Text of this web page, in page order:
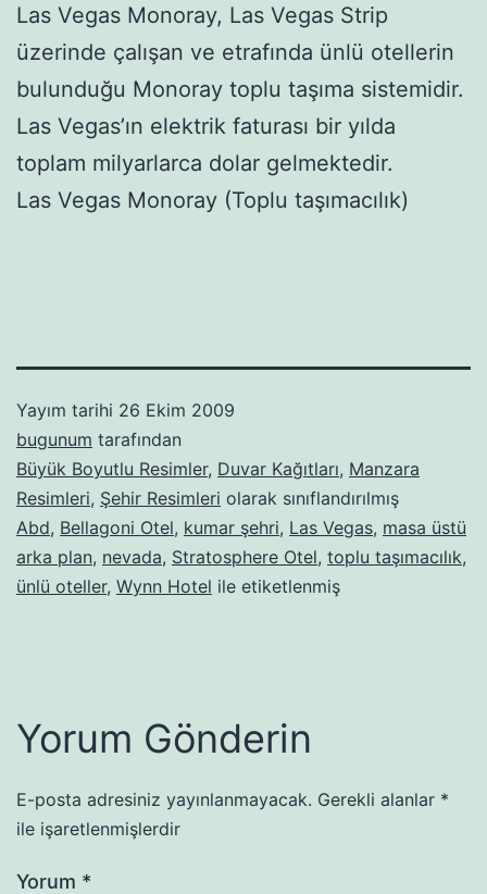
Las Vegas Monoray, Las Vegas Strip
üzerinde çalışan ve etrafında ünlü otellerin
bulunduğu Monoray toplu taşıma sistemidir.
Las Vegas’ın elektrik faturası bir yılda
toplam milyarlarca dolar gelmektedir.
Las Vegas Monoray (Toplu taşımacılık)
Yayım tarihi 26 Ekim 2009
bugunum tarafından
Büyük Boyutlu Resimler, Duvar Kağıtları, Manzara
Resimleri, Şehir Resimleri olarak sınıflandırılmış
Abd, Bellagoni Otel, kumar şehri, Las Vegas, masa üstü
arka plan, nevada, Stratosphere Otel, toplu taşımacılık,
ünlü oteller, Wynn Hotel ile etiketlenmiş
Yorum Gönderin
E-posta adresiniz yayınlanmayacak. Gerekli alanlar *
ile işaretlenmişlerdir
Yorum *